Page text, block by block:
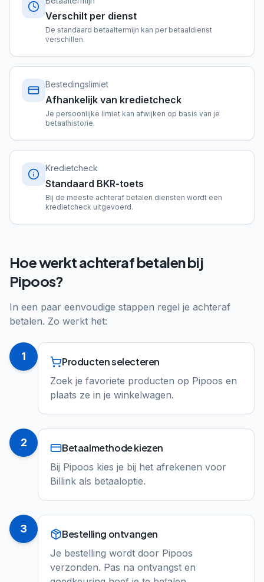
Verschilt per dienst
De standaard betaaltermijn kan per betaaldienst
verschillen.
Bestedingslimiet
Afhankelijk van kredietcheck
Je persoonlijke limiet kan afwijken op basis van je
betaalhistorie.
Kredietcheck
Standaard BKR-toets
Bij de meeste achteraf betalen diensten wordt een
kredietcheck uitgevoerd.
Hoe werkt achteraf betalen bij
Pipoos?
In een paar eenvoudige stappen regel je achteraf
betalen. Zo werkt het:
1 Producten selecteren
Zoek je favoriete producten op Pipoos en
plaats ze in je winkelwagen.
2 Betaalmethode kiezen
Bij Pipoos kies je bij het afrekenen voor
Billink als betaaloptie.
3 Bestelling ontvangen
Je bestelling wordt door Pipoos
verzonden. Pas na ontvangst en